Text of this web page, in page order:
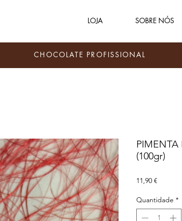
LOJA SOBRE NÓS
CHOCOLATE PROFISSIONAL
(100gr)
11,90 €
Quantidade *